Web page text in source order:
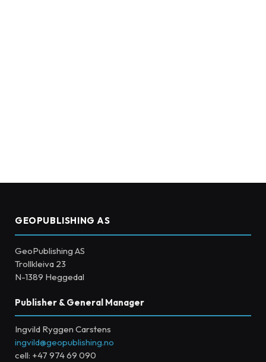
GEOPUBLISHING AS
GeoPublishing AS
Trollkleiva 23
N-1389 Heggedal
Publisher & General Manager
Ingvild Ryggen Carstens
ingvild@geopublishing.no
cell: +47 974 69 090